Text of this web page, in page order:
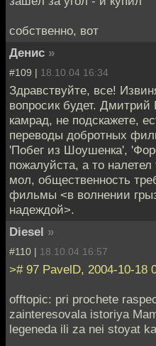
собственно, вот
Денис »
#109 | 18.10.04 16:34
Здравствуйте, все!
вопросик будет.
камрад, не подскажете,
переводы добротных
'Побег из Шоушенка',
пожалуйста, а то
мол, общественность
фильмы <в волнении
надеждой>.
Diesel »
#110 | 18.10.04 16:57
># 97 PavelD, 2004-10-18
offtopic: pri prochete
zainteresovala istoriya
legeneda ili za nei stoyat